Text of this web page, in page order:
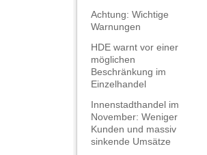
Achtung: Wichtige
Warnungen
HDE warnt vor einer
möglichen
Beschränkung im
Einzelhandel
Innenstadthandel im
November: Weniger
Kunden und massiv
sinkende Umsätze